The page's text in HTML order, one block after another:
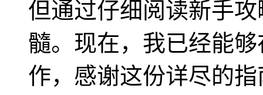
但通过仔细阅读新手
髓。现在，我已经能
作，感谢这份详尽的